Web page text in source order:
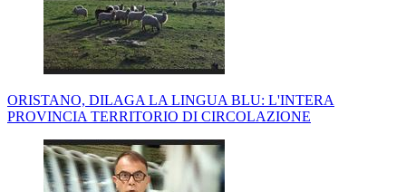
ORISTANO, DILAGA LA LINGUA BLU: L'INTERA
PROVINCIA TERRITORIO DI CIRCOLAZIONE